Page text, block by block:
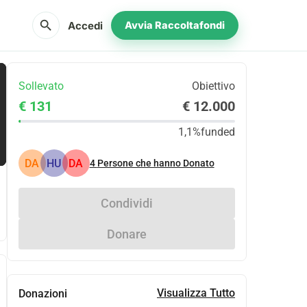
search Accedi Avvia Raccoltafondi
Sollevato Obiettivo
€ 131 € 12.000
1,1%funded
DA HU DA 4 Persone che hanno Donato
Condividi
Donare
Donazioni Visualizza Tutto